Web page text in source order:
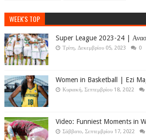
WEEK'S TOP
Super League 2023-24 |
Τρίτη, Δεκεμβρίου 05, 2023 0
Women in Basketball | Ezi
Κυριακή, Σεπτεμβρίου 18, 2022
Video: Funniest Moments in
Σάββατο, Σεπτεμβρίου 17, 2022